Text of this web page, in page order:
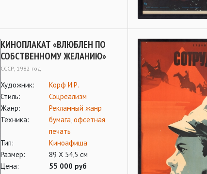
КИНОПЛАКАТ «ВЛЮБЛЕН ПО
СОБСТВЕННОМУ ЖЕЛАНИЮ»
СССР, 1982 год
Художник:
Корф И.Р.
Стиль:
Соцреализм
Жанр:
Рекламный жанр
Техника:
бумага,офсетная
печать
Тип:
Киноафиша
Размер:
89 Х 54,5 см
Цена:
55 000 руб